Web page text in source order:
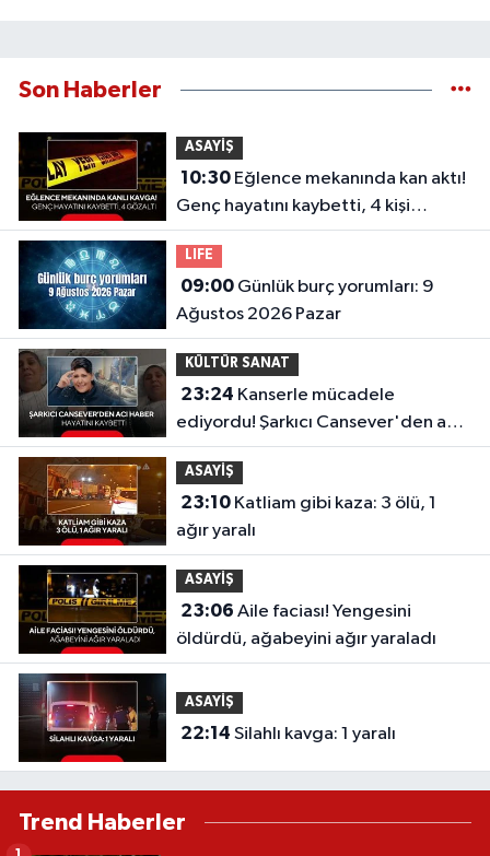
Son Haberler
ASAYİŞ
10:30Eğlence mekanında kan aktı!
Genç hayatını kaybetti, 4 kişi
gözaltında
LIFE
09:00Günlük burç yorumları: 9
Ağustos 2026 Pazar
KÜLTÜR SANAT
23:24
ediyordu! Şarkıcı Cansever'den acı
haber, hayatını kaybetti
ASAYİŞ
23:10Katliam gibi kaza: 3 ölü, 1
ağır yaralı
ASAYİŞ
23:06
öldürdü, ağabeyini ağır yaraladı
ASAYİŞ
22:14 Silahlı kavga: 1 yaralı
Trend Haberler